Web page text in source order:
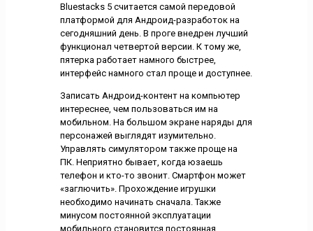
Bluestacks 5 считается самой передовой
платформой для Андроид-разработок на
сегодняшний день. В проге внедрен лучший
функционал четвертой версии. К тому же,
пятерка работает намного быстрее,
интерфейс намного стал проще и доступнее.
Записать Андроид-контент на компьютер
интереснее, чем пользоваться им на
мобильном. На большом экране наряды для
персонажей выглядят изумительно.
Управлять симулятором также проще на
ПК. Неприятно бывает, когда юзаешь
телефон и кто-то звонит. Смартфон может
«заглючить». Прохождение игрушки
необходимо начинать сначала. Также
минусом постоянной эксплуатации
мобильного становится постоянная